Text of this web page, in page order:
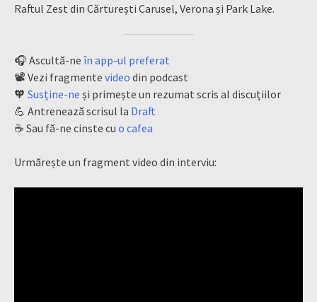
Raftul Zest din Cărturești Carusel, Verona și Park Lake.
🎧 Ascultă-ne în app-ul preferat
📽 Vezi fragmente video din podcast
🧡 Susține-ne și primește un rezumat scris al discuțiilor
💪 Antrenează scrisul la Draft
☕️ Sau fă-ne cinste cu o cafea
Urmărește un fragment video din interviu: